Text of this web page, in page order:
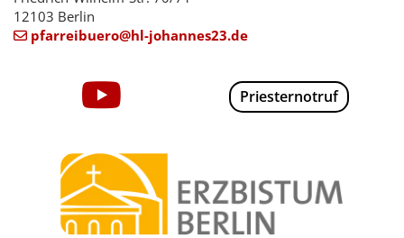
12103 Berlin
 pfarreibuero@hl-johannes23.de
Priesternotruf